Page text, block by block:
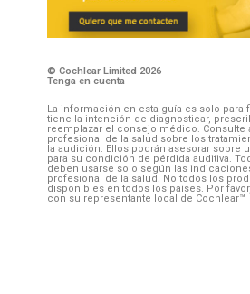
© Cochlear Limited 2026
Tenga en cuenta
La información en esta guía es solo para
tiene la intención de diagnosticar,
reemplazar el consejo médico. Consulte
profesional de la salud sobre los
la audición. Ellos podrán asesorar sobre
para su condición de pérdida auditiva.
deben usarse solo según las
profesional de la salud. No todos los
disponibles en todos los países. Por
con su representante local de Cochlear™